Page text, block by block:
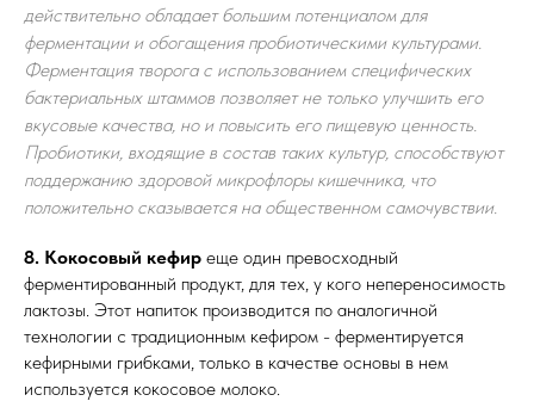
действительно обладает большим потенциалом для
ферментации и обогащения пробиотическими культурами.
Ферментация творога с использованием специфических
бактериальных штаммов позволяет не только улучшить его
вкусовые качества, но и повысить его пищевую ценность.
Пробиотики, входящие в состав таких культур, способствуют
поддержанию здоровой микрофлоры кишечника, что
положительно сказывается на общественном самочувствии.
8. Кокосовый кефир еще один превосходный
ферментированный продукт, для тех, у кого непереносимость
лактозы. Этот напиток производится по аналогичной
технологии с традиционным кефиром - ферментируется
кефирными грибками, только в качестве основы в нем
используется кокосовое молоко.